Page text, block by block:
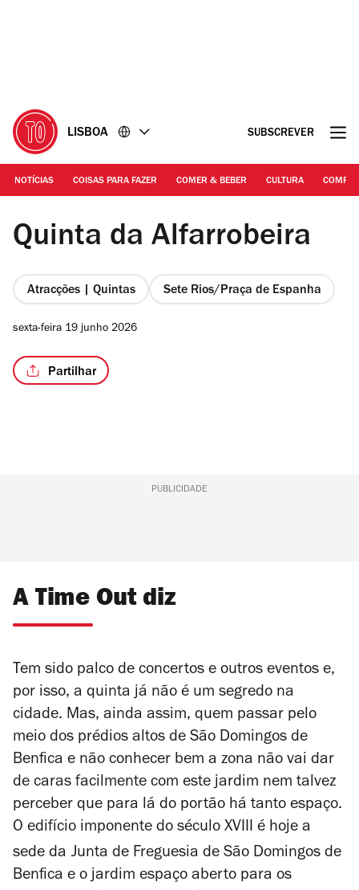
LISBOA SUBSCREVER
NOTÍCIAS COISAS PARA FAZER COMER & BEBER CULTURA
Rita Chantre | Quinta da Alfarrobeira
Quinta da Alfarrobeira
Atracções | Quintas Sete Rios/Praça de Espanha
sexta-feira 19 junho 2026
Partilhar
PUBLICIDADE
A Time Out diz
Tem sido palco de concertos e outros eventos e,
por isso, a quinta já não é um segredo na
cidade. Mas, ainda assim, quem passar pelo
meio dos prédios altos de São Domingos de
Benfica e não conhecer bem a zona não vai dar
de caras facilmente com este jardim nem talvez
perceber que para lá do portão há tanto espaço.
O edifício imponente do século XVIII é hoje a
sede da Junta de Freguesia de São Domingos de
Benfica e o jardim espaço aberto para os